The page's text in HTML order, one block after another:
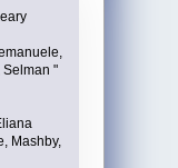
Selman "
Mashby,